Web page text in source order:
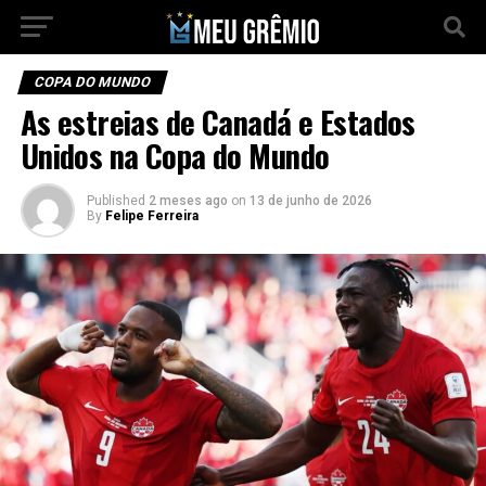
COPA DO MUNDO
As estreias de Canadá e Estados
Unidos na Copa do Mundo
Published 2 meses ago on 13 de junho de 2026
By Felipe Ferreira